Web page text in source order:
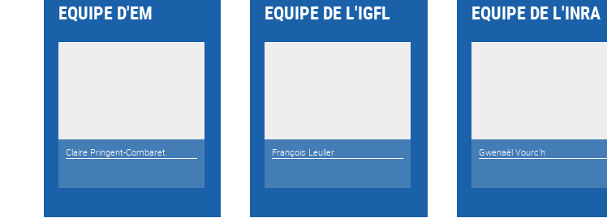
EQUIPE D'EM
Claire Pringent-Combaret
EQUIPE DE L'IGFL
François Leulier
EQUIPE DE L'INRA
Gwenaël Vourc'h